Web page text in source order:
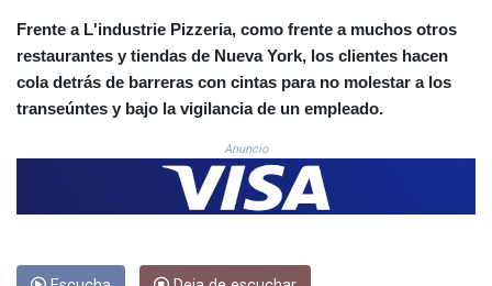
COP 3633.55485
CUC 1.156136
CUP 30.637594
CVE 110.26363
CZK 24.258158
DJF 205.267449
DKK 7.477932
DOP 67.289164
EGP 57.380687
Frente a L'industrie Pizzeria, como frente a muchos otros
restaurantes y tiendas de Nueva York, los clientes hacen
cola detrás de barreras con cintas para no molestar a los
transeúntes y bajo la vigilancia de un empleado.
Anuncio